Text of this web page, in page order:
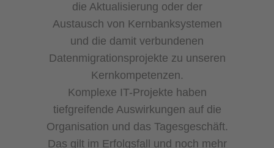
die Aktualisierung oder der
Austausch von Kernbanksystemen
und die damit verbundenen
Datenmigrationsprojekte zu unseren
Kernkompetenzen.
Komplexe IT-Projekte haben
tiefgreifende Auswirkungen auf die
Organisation und das Tagesgeschäft.
Das gilt im Erfolgsfall und noch mehr